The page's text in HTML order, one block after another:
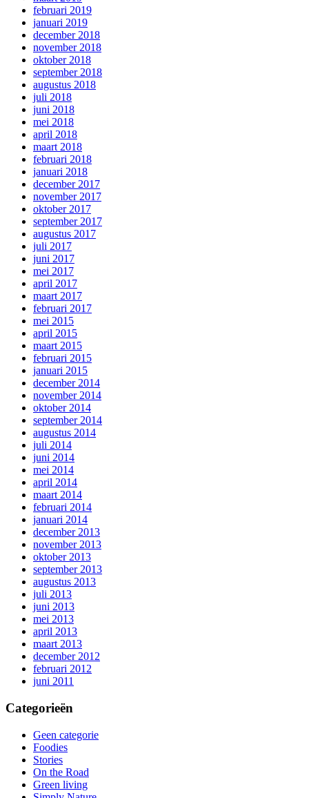
februari 2019
januari 2019
december 2018
november 2018
oktober 2018
september 2018
augustus 2018
juli 2018
juni 2018
mei 2018
april 2018
maart 2018
februari 2018
januari 2018
december 2017
november 2017
oktober 2017
september 2017
augustus 2017
juli 2017
juni 2017
mei 2017
april 2017
maart 2017
februari 2017
mei 2015
april 2015
maart 2015
februari 2015
januari 2015
december 2014
november 2014
oktober 2014
september 2014
augustus 2014
juli 2014
juni 2014
mei 2014
april 2014
maart 2014
februari 2014
januari 2014
december 2013
november 2013
oktober 2013
september 2013
augustus 2013
juli 2013
juni 2013
mei 2013
april 2013
maart 2013
december 2012
februari 2012
juni 2011
Categorieën
Geen categorie
Foodies
Stories
On the Road
Green living